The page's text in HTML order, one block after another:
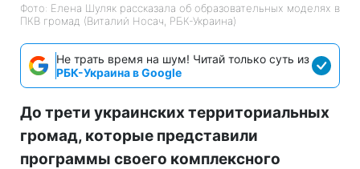
Фото: Елена Шуляк рассказала об образовательных моделях в
ПКВ громад (Виталий Носач, РБК-Украина)
Не трать время на шум! Читай только суть из
РБК-Украина в Google
До трети украинских территориальных
громад, которые представили
программы своего комплексного